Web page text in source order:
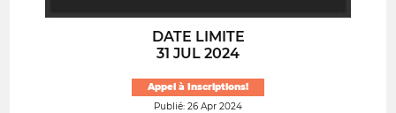
DATE LIMITE
31 JUL 2024
Appel à Inscriptions!
Publié: 26 Apr 2024